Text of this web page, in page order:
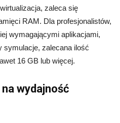
zaleca się
RAM. Dla profesjonalistów,
wymagającymi aplikacjami,
symulacje, zalecana ilość
16 GB lub więcej.
wydajność